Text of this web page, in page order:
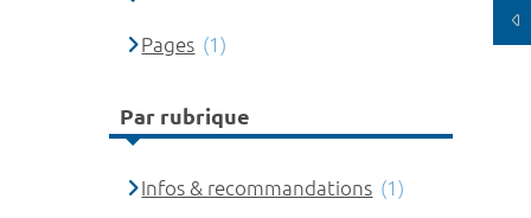
Pages (1)
Par rubrique
Infos & recommandations (1)